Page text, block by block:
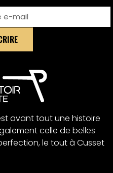
avant tout une histoire
celle de belles
le tout à Cusset